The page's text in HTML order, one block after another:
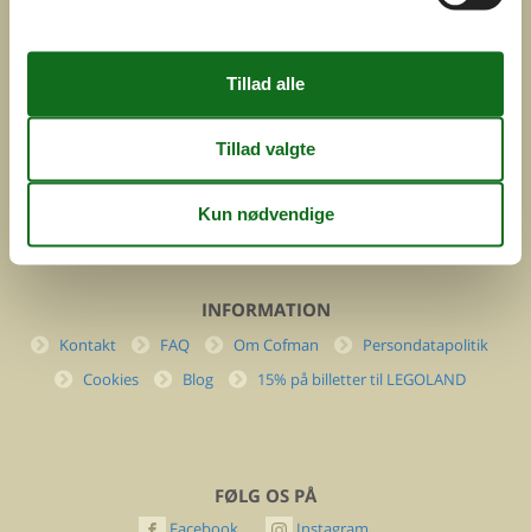
Danmark
Cofman.com
info@cofman.com
INFORMATION
Kontakt FAQ Om Cofman
Persondatapolitik
Cookies
Blog 15% på billetter til LEGOLAND
FØLG OS PÅ